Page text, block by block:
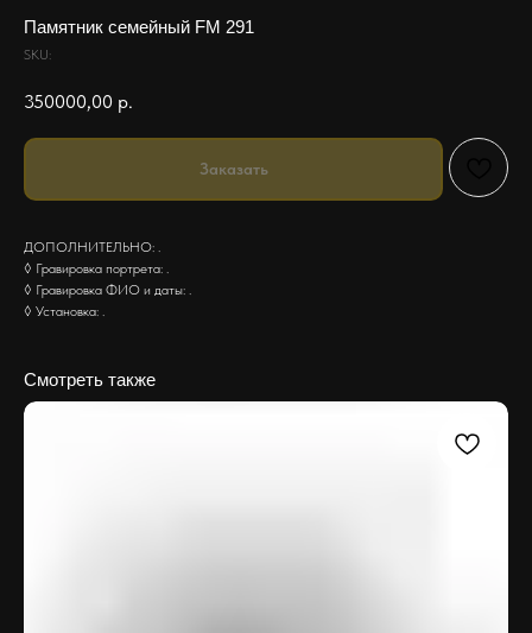
Памятник семейный FM 291
SKU:
350000,00 р.
Заказать
ДОПОЛНИТЕЛЬНО: .
◊ Гравировка портрета: .
◊ Гравировка ФИО и даты: .
◊ Установка: .
Смотреть также